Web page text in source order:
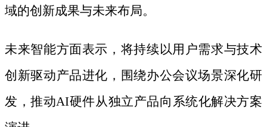
域的创新成果与未来布局。
未来智能方面表示，将持续以用户需求与技术
创新驱动产品进化，围绕办公会议场景深化研
发，推动AI硬件从独立产品向系统化解决方案